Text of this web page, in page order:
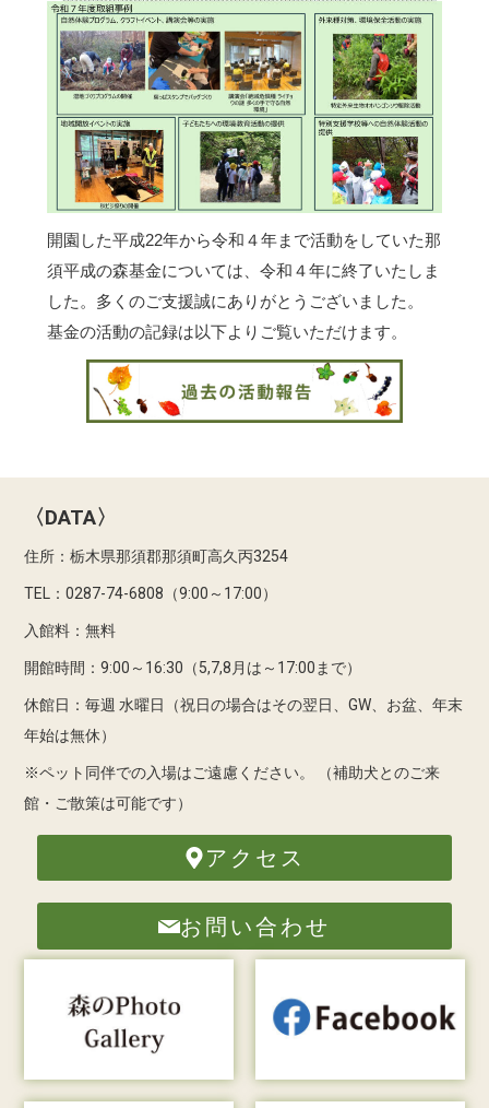
開園した平成22年から令和４年まで活動をしていた那
須平成の森基金については、令和４年に終了いたしま
した。多くのご支援誠にありがとうございました。
基金の活動の記録は以下よりご覧いただけます。
〈DATA〉
住所：栃木県那須郡那須町高久丙3254
TEL：0287-74-6808（9:00～17:00）
入館料：無料
開館時間：9:00～16:30（5,7,8月は～17:00まで）
休館日：毎週 水曜日（祝日の場合はその翌日、GW、お盆、年末
年始は無休）
※ペット同伴での入場はご遠慮ください。
（補助犬とのご来
館・ご散策は可能です）
アクセス
お問い合わせ